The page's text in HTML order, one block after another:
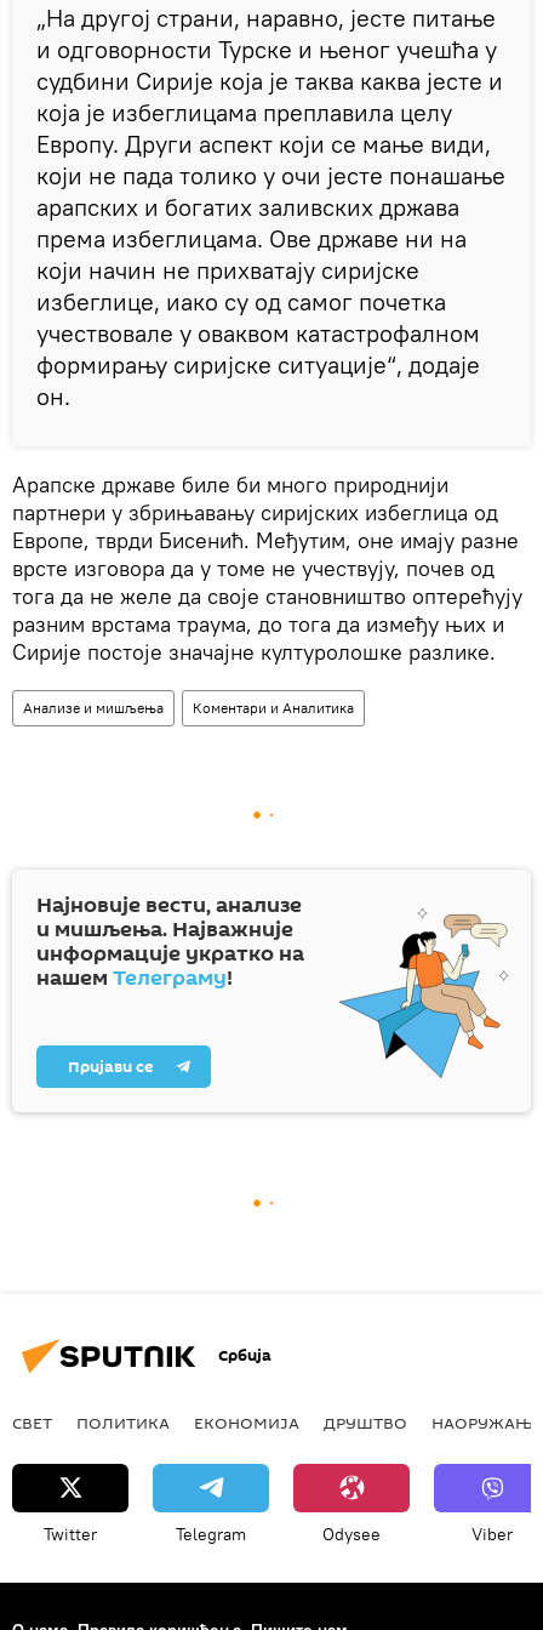
„На другој страни, наравно, јесте питање
и одговорности Турске и њеног учешћа у
судбини Сирије која је таква каква јесте и
која је избеглицама преплавила целу
Европу. Други аспект који се мање види,
који не пада толико у очи јесте понашање
арапских и богатих заливских држава
према избеглицама. Ове државе ни на
који начин не прихватају сиријске
избеглице, иако су од самог почетка
учествовале у оваквом катастрофалном
формирању сиријске ситуације“, додаје
он.
Арапске државе биле би много природнији
партнери у збрињавању сиријских избеглица од
Европе, тврди Бисенић. Међутим, оне имају разне
врсте изговора да у томе не учествују, почев од
тога да не желе да своје становништво оптерећују
разним врстама траума, до тога да између њих и
Сирије постоје значајне културолошке разлике.
Анализе и мишљења Коментари и Аналитика
Најновије вести, анализе
и мишљења. Најважније
информације укратко на
нашем Телеграму!
Пријави се
Србија
СВЕТ ПОЛИТИКА ЕКОНОМИЈА ДРУШТВО НАОРУЖАЊЕ
Twitter Telegram Odysee Viber